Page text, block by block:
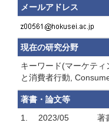
メールアドレス
現在の研究分野
キーワード(マーケ
と消費者行動,
著書・論文等
1.
2023/05 著